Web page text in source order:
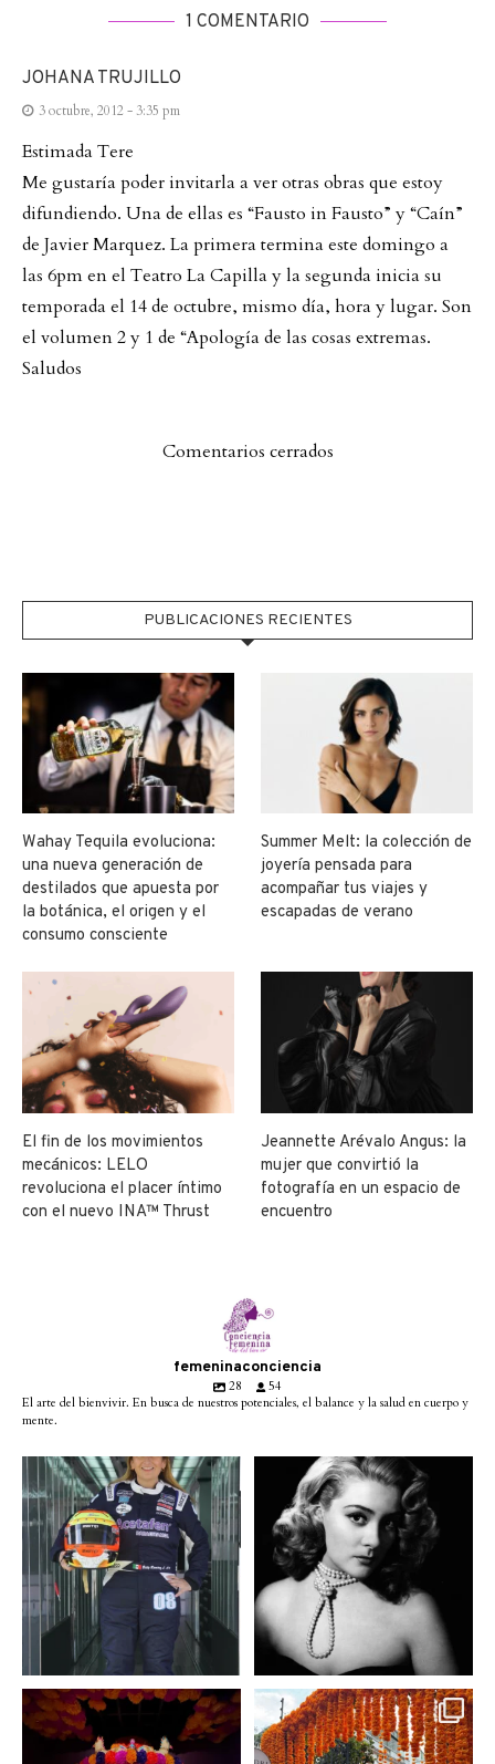
1 COMENTARIO
JOHANA TRUJILLO
3 octubre, 2012 - 3:35 pm
Estimada Tere
Me gustaría poder invitarla a ver otras obras que estoy
difundiendo. Una de ellas es “Fausto in Fausto” y “Caín”
de Javier Marquez. La primera termina este domingo a
las 6pm en el Teatro La Capilla y la segunda inicia su
temporada el 14 de octubre, mismo día, hora y lugar. Son
el volumen 2 y 1 de “Apología de las cosas extremas.
Saludos
Comentarios cerrados
PUBLICACIONES RECIENTES
Wahay Tequila evoluciona:
una nueva generación de
destilados que apuesta por
la botánica, el origen y el
consumo consciente
Summer Melt: la colección de
joyería pensada para
acompañar tus viajes y
escapadas de verano
El fin de los movimientos
mecánicos: LELO
revoluciona el placer íntimo
con el nuevo INA™ Thrust
Jeannette Arévalo Angus: la
mujer que convirtió la
fotografía en un espacio de
encuentro
femeninaconciencia
28
54
El arte del bienvivir. En busca de nuestros potenciales, el balance y la salud en cuerpo y
mente.
Conoce a @betty_racing08
la piloto mexicana que ...
3 0
Descanse en paz la gran
diva del cine mexicano
2 0
A partir de hoy miercoles
23 de octubre y hasta el...
No te pierdas la exhibición
de @menchaca.studio...